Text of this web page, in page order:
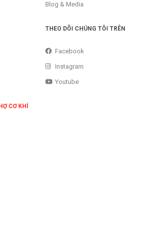
Blog & Media
THEO DÕI CHÚNG TÔI TRÊN
Facebook
Instagram
Youtube
CƠ KHÍ